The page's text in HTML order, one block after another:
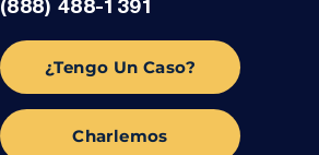
(888) 488-1391
¿Tengo Un Caso?
Charlemos